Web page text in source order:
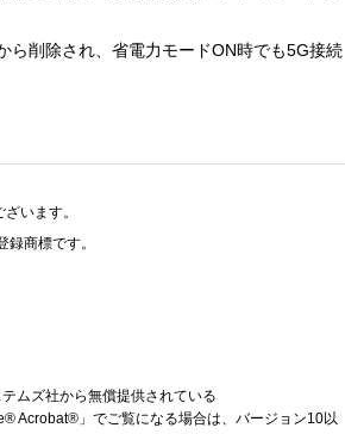
ら削除され、省電力モードON時でも5G接続
います。
商標です。
ムズ社から無償提供されている
Acrobat®」でご覧になる場合は、バージョン10以